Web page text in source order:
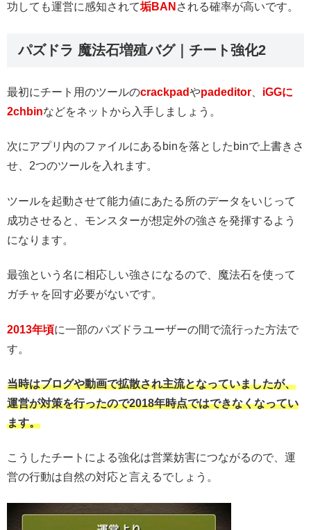
功しても運営に感知されて垢BAN される確率が高いです。
パズドラ 魔法石増殖バグ｜チート強化2
最初にチート用のツールのcrackpadやpadeditor
iGGに
2chbinなどをネットから入手しましょう。
次にアプリ内のファイルにあるbinを落としたbinで上書きさ
せ、2つのツールを入れます。
ツールを起動させて能力値にあたる所のデータをいじって
成功させると、モンスターが想定外の強さを発揮するよう
になります。
最強という名に相応しい強さになるので、魔法石を使って
ガチャを回す必要がないです。
2013年頃に一部のパズドラユーザーの間で流行った方法で
す。
当時はブログや動画で拡散され主流となっていましたが、
運営が対策を行ったので2018年時点ではできなくなってい
ます。
こうしたチートによる強化は営業妨害につながるので、運
営の行動は自然の対応と言えるでしょう。